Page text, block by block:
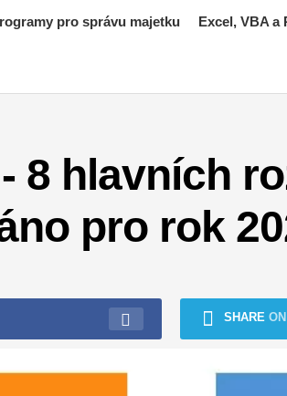
pro správu majetku Excel, VBA a
8 hlavních
pro rok
SHARE